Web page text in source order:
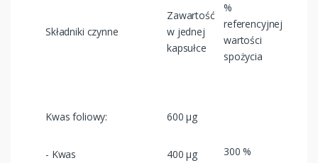
Składniki czynne
Zawartość
w jednej
kapsułce
%
referencyjnej
wartości
spożycia
Kwas foliowy:
- Kwas
600 µg
400 µg 300 %